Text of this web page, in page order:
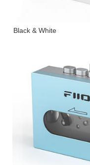
Black & White